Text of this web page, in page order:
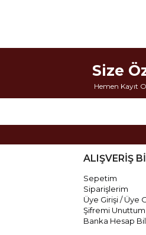
Size
Hemen Kayıt
ALIŞVERİŞ
Sepetim
Siparişlerim
Üye Girişi / Üye
Şifremi Unuttum
Banka Hesap